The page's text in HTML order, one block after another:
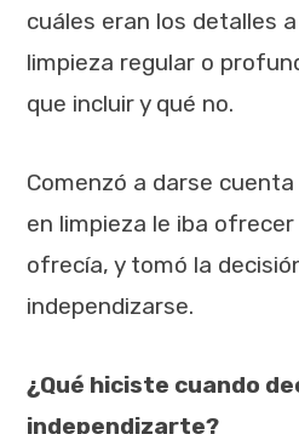
cuáles eran los detalles
limpieza regular o
que incluir y qué no.
Comenzó a darse
en limpieza le iba
ofrecía, y tomó la
independizarse.
¿Qué hiciste cuando
independizarte?